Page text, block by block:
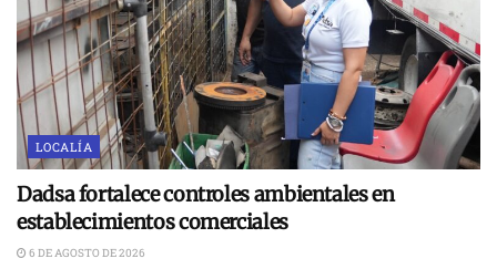
LOCALÍA
Dadsa fortalece controles ambientales en
establecimientos comerciales
6 DE AGOSTO DE 2026